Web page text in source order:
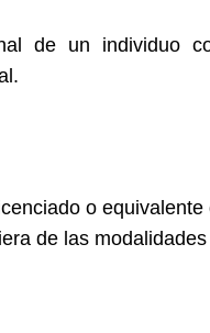
de un individuo
o
de las